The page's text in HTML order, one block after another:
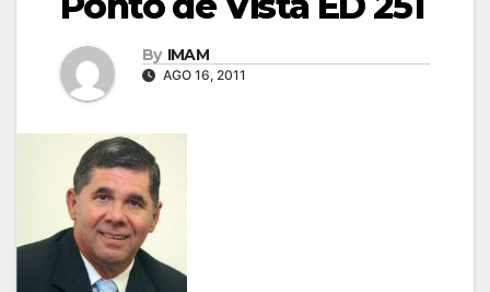
By IMAM
AGO 16, 2011